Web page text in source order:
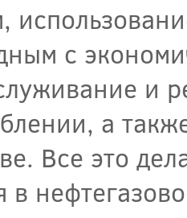
с
и
а
Все это
в